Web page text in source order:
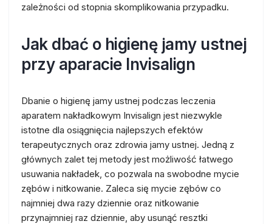
zależności od stopnia skomplikowania przypadku.
Jak dbać o higienę jamy ustnej
przy aparacie Invisalign
Dbanie o higienę jamy ustnej podczas leczenia
aparatem nakładkowym Invisalign jest niezwykle
istotne dla osiągnięcia najlepszych efektów
terapeutycznych oraz zdrowia jamy ustnej. Jedną z
głównych zalet tej metody jest możliwość łatwego
usuwania nakładek, co pozwala na swobodne mycie
zębów i nitkowanie. Zaleca się mycie zębów co
najmniej dwa razy dziennie oraz nitkowanie
przynajmniej raz dziennie, aby usunąć resztki